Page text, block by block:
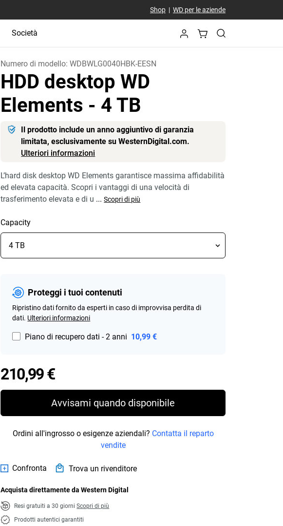
Shop| WD per le aziende
Società
Numero di modello:WDBWLG0040HBK-EESN
HDD desktop WD
Elements - 4 TB
Il prodotto include un anno aggiuntivo di garanzia
limitata, esclusivamente su WesternDigital.com.
Ulteriori informazioni
L’hard disk desktop WD Elements garantisce massima affidabilità
ed elevata capacità. Scopri i vantaggi di una velocità di
trasferimento elevata e di u ... Scopri di più
Capacity
Proteggi i tuoi contenuti
Ripristino dati fornito da esperti in caso di improvvisa perdita di
dati. Ulteriori informazioni
Piano di recupero dati - 2 anni 10,99 €
210,99 €Price 210,99 €
Avvisami quando disponibile
Ordini all'ingrosso o esigenze aziendali? Contatta il reparto
vendite
Confronta Trova un rivenditore
Acquista direttamente da Western Digital
Resi gratuiti a 30 giorniScopri di più
Prodotti autentici garantiti